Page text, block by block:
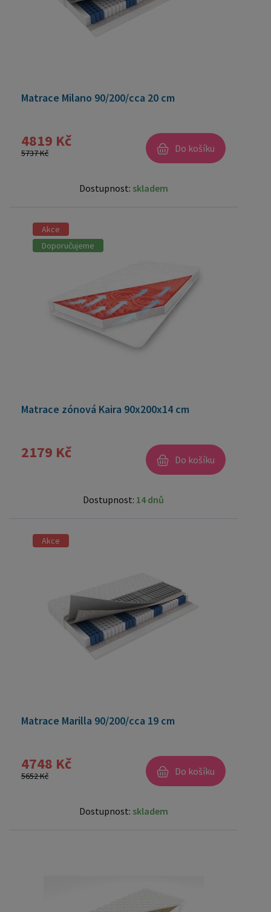
Matrace Milano 90/200/cca 20 cm
4819 Kč
5737 Kč Do košíku
Dostupnost: skladem
Akce
Doporučujeme
Matrace zónová Kaira 90x200x14 cm
2179 Kč Do košíku
Dostupnost: 14 dnů
Akce
Matrace Marilla 90/200/cca 19 cm
4748 Kč
5652 Kč Do košíku
Dostupnost: skladem